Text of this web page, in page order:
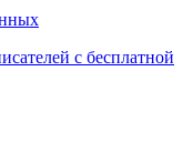
с бесплатной